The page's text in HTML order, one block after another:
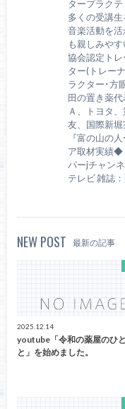
タープラク
多くの受講
音楽活動を
も親しみや
協会認定ト
ター(トレー
ラクター･方
田の置き薬
Ａ、トヨタ
友、国際
『富の山の
ア取材実績◆
パーjチャン
テレビ 雑誌
NEW POST 最新の記事
2025.12.14
youtube「令和の薬屋のひ
と」を始めました。